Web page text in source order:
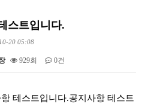
스트입니다.
20 05:08
929회 0건
테스트입니다.공지사항 테스트